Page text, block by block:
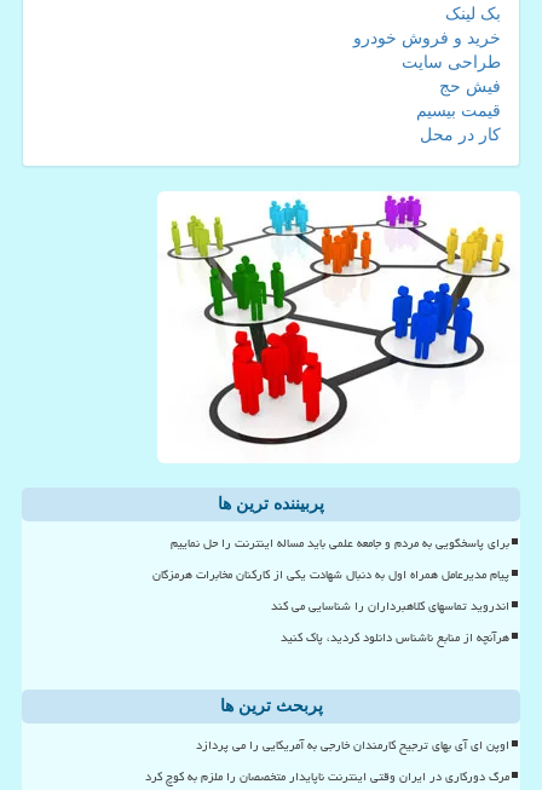
بک لینک
خرید و فروش خودرو
طراحی سایت
فیش حج
قیمت بیسیم
کار در محل
پربیننده ترین ها
برای پاسخگویی به مردم و جامعه علمی باید مساله اینترنت را حل نماییم
پیام مدیرعامل همراه اول به دنبال شهادت یکی از کارکنان مخابرات هرمزگان
اندروید تماسهای کلاهبرداران را شناسایی می کند
هرآنچه از منابع ناشناس دانلود کردید، پاک کنید
پربحث ترین ها
اوپن ای آی بهای ترجیح کارمندان خارجی به آمریکایی را می پردازد
مرگ دورکاری در ایران وقتی اینترنت ناپایدار متخصصان را ملزم به کوچ کرد